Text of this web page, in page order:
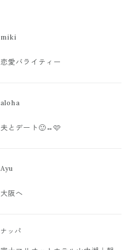
miki
恋愛バライティー
aloha
夫とデート🙂‍↔️🩷
Ayu
大阪へ
ナッパ